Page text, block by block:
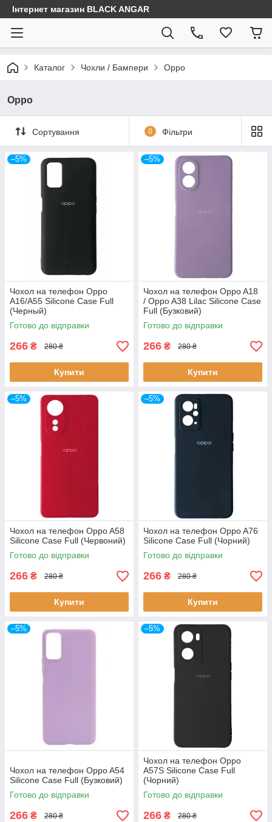
Інтернет магазин BLACK ANGAR
Каталог Чохли / Бампери Oppo
Oppo
Сортування 0 Фільтри
–5%
Чохол на телефон Oppo
A16/A55 Silicone Case Full
(Черный)
Готово до відправки
266 ₴ 280 ₴
Купити
–5%
Чохол на телефон Oppo A18
/ Oppo A38 Lilac Silicone Case
Full (Бузковий)
Готово до відправки
266 ₴ 280 ₴
Купити
–5%
Чохол на телефон Oppo A58
Silicone Case Full (Червоний)
Готово до відправки
266 ₴ 280 ₴
Купити
–5%
Чохол на телефон Oppo A76
Silicone Case Full (Чорний)
Готово до відправки
266 ₴ 280 ₴
Купити
–5%
Чохол на телефон Oppo A54
Silicone Case Full (Бузковий)
Готово до відправки
266 ₴ 280 ₴
–5%
Чохол на телефон Oppo
A57S Silicone Case Full
(Чорний)
Готово до відправки
266 ₴ 280 ₴